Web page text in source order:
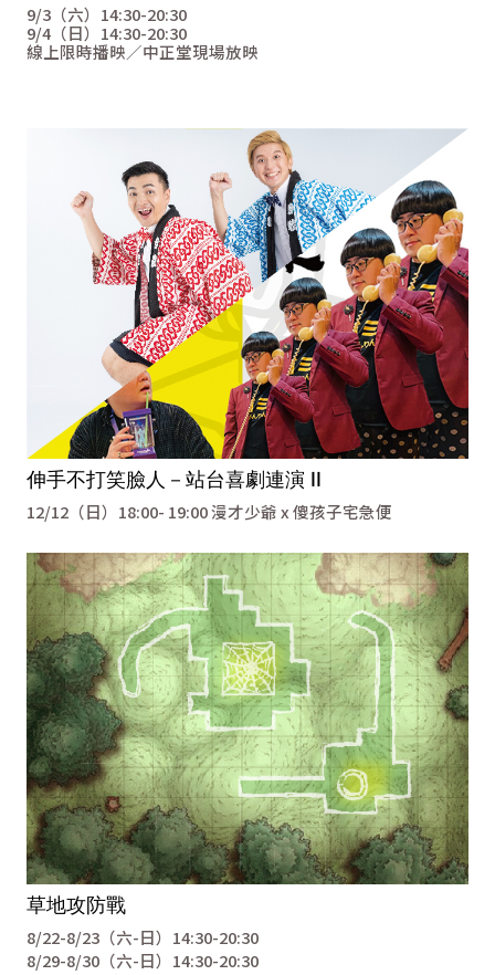
9/3（六） 14:30-20:30
9/4（日） 14:30-20:30
線上限時播映／中正堂現場放映
伸手不打笑臉人－站台喜劇連演 II
12/12（日）18:00- 19:00 漫才少爺 x 傻孩子宅急便
草地攻防戰
8/22-8/23（六-日）14:30-20:30
8/29-8/30（六-日）14:30-20:30